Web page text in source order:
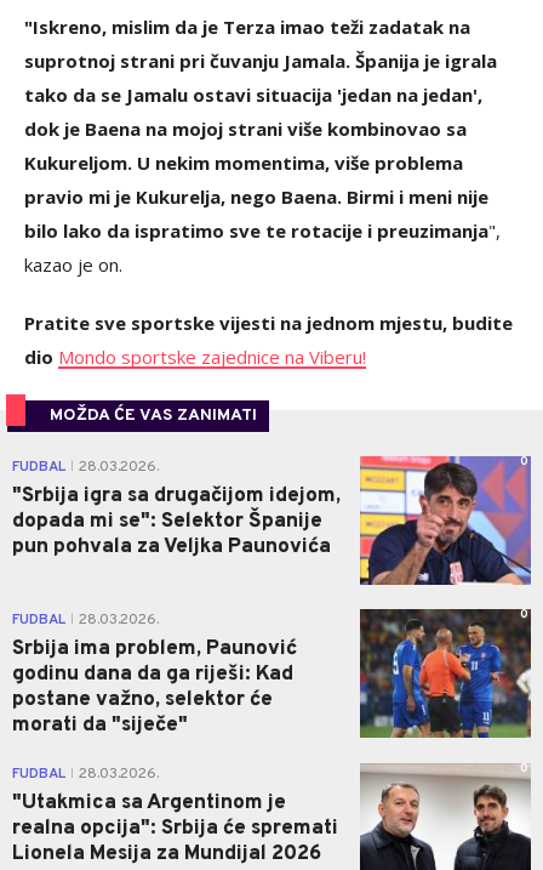
"Iskreno, mislim da je Terza imao teži zadatak na
suprotnoj strani pri čuvanju Jamala. Španija je igrala
tako da se Jamalu ostavi situacija 'jedan na jedan',
dok je Baena na mojoj strani više kombinovao sa
Kukureljom. U nekim momentima, više problema
pravio mi je Kukurelja, nego Baena. Birmi i meni nije
bilo lako da ispratimo sve te rotacije i preuzimanja",
kazao je on.
Pratite sve sportske vijesti na jednom mjestu, budite
dio Mondo sportske zajednice na Viberu!
MOŽDA ĆE VAS ZANIMATI
FUDBAL 28.03.2026.
"Srbija igra sa drugačijom idejom,
dopada mi se": Selektor Španije
pun pohvala za Veljka Paunovića
0
FUDBAL 28.03.2026.
Srbija ima problem, Paunović
godinu dana da ga riješi: Kad
postane važno, selektor će
morati da "siječe"
0
FUDBAL 28.03.2026.
"Utakmica sa Argentinom je
realna opcija": Srbija će spremati
Lionela Mesija za Mundijal 2026
0